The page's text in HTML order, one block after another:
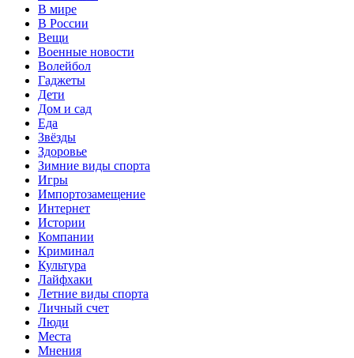
В мире
В России
Вещи
Военные новости
Волейбол
Гаджеты
Дети
Дом и сад
Еда
Звёзды
Здоровье
Зимние виды спорта
Игры
Импортозамещение
Интернет
Истории
Компании
Криминал
Культура
Лайфхаки
Летние виды спорта
Личный счет
Люди
Места
Мнения